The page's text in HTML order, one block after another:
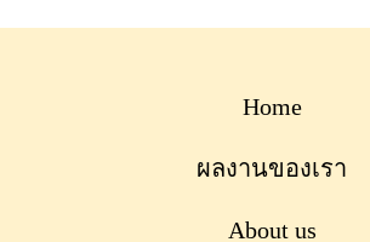
Home
ผลงานของเรา
About us